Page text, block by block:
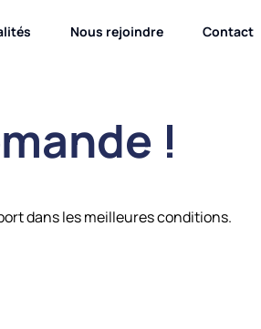
Nous rejoindre Contact
!
dans les meilleures conditions.